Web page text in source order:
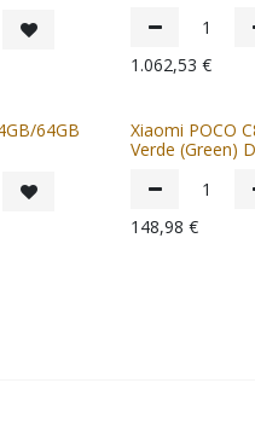
1.062,53 €
64GB
Xiaomi POCO
Verde (Green)
148,98 €